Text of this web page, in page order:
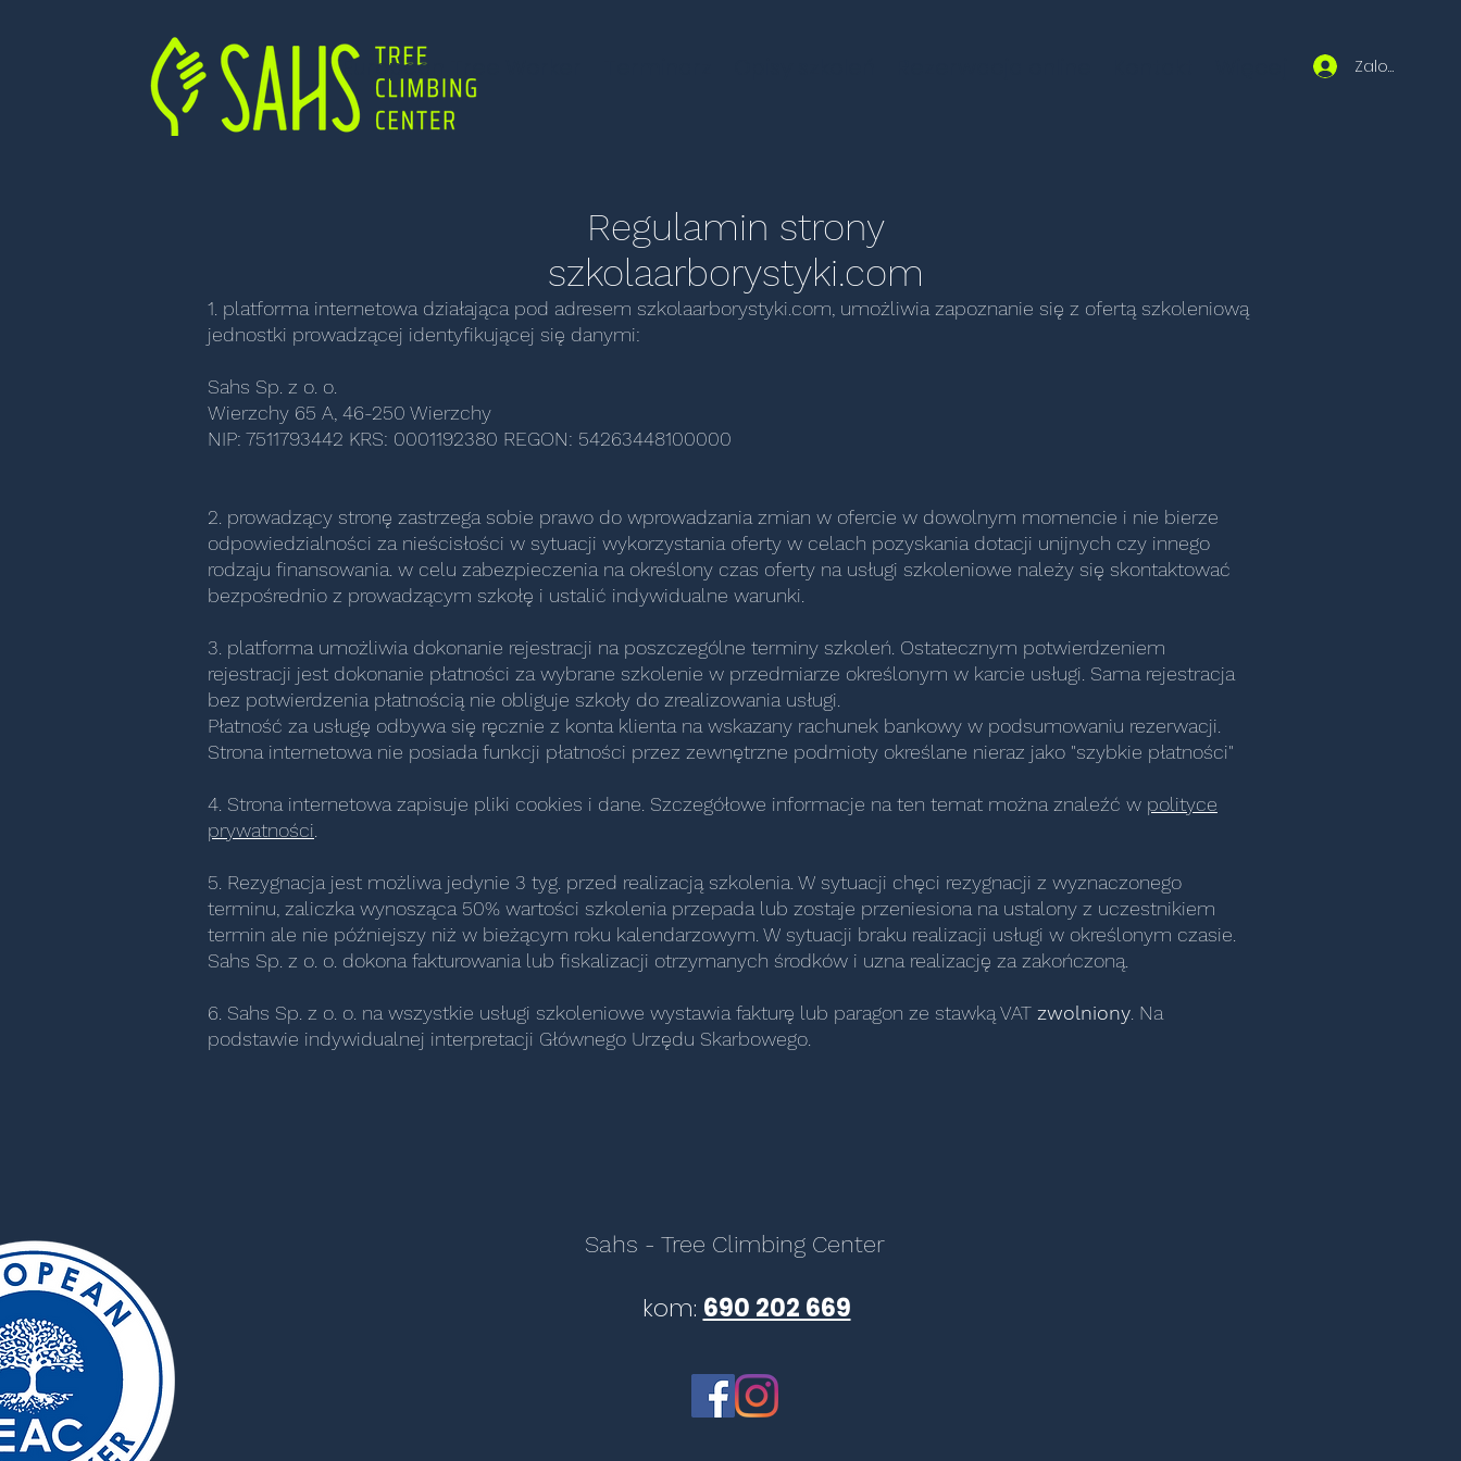
European Tree Worker Zaloguj się
Regulamin strony
szkolaarborystyki.com
1. platforma internetowa działająca pod adresem szkolaarborystyki.com, umożliwia zapoznanie się z ofertą szkoleniową
jednostki prowadzącej identyfikującej się danymi:
Sahs Sp. z o. o.
Wierzchy 65 A, 46-250 Wierzchy
NIP: 7511793442 KRS: 0001192380 REGON: 54263448100000
2. prowadzący stronę zastrzega sobie prawo do wprowadzania zmian w ofercie w dowolnym momencie i nie bierze
odpowiedzialności za nieścisłości w sytuacji wykorzystania oferty w celach pozyskania dotacji unijnych czy innego
rodzaju finansowania. w celu zabezpieczenia na określony czas oferty na usługi szkoleniowe należy się skontaktować
bezpośrednio z prowadzącym szkołę i ustalić indywidualne warunki.
3. platforma umożliwia dokonanie rejestracji na poszczególne terminy szkoleń. Ostatecznym potwierdzeniem
rejestracji jest dokonanie płatności za wybrane szkolenie w przedmiarze określonym w karcie usługi. Sama rejestracja
bez potwierdzenia płatnością nie obliguje szkoły do zrealizowania usługi.
Płatność za usługę odbywa się ręcznie z konta klienta na wskazany rachunek bankowy w podsumowaniu rezerwacji.
Strona internetowa nie posiada funkcji płatności przez zewnętrzne podmioty określane nieraz jako "szybkie płatności"
4. Strona internetowa zapisuje pliki cookies i dane. Szczegółowe informacje na ten temat można znaleźć w polityce
prywatności
5. Rezygnacja jest możliwa jedynie 3 tyg. przed realizacją szkolenia. W sytuacji chęci rezygnacji z wyznaczonego
terminu, zaliczka wynosząca 50% wartości szkolenia przepada lub zostaje przeniesiona na ustalony z uczestnikiem
termin ale nie późniejszy niż w bieżącym roku kalendarzowym. W sytuacji braku realizacji usługi w określonym czasie.
Sahs Sp. z o. o. dokona fakturowania lub fiskalizacji otrzymanych środków i uzna realizację za zakończoną.
6. Sahs Sp. z o. o. na wszystkie usługi szkoleniowe wystawia fakturę lub paragon ze stawką VAT zwolniony . Na
podstawie indywidualnej interpretacji Głównego Urzędu Skarbowego.
Sahs - Tree Climbing Center
kom: 690 202 669